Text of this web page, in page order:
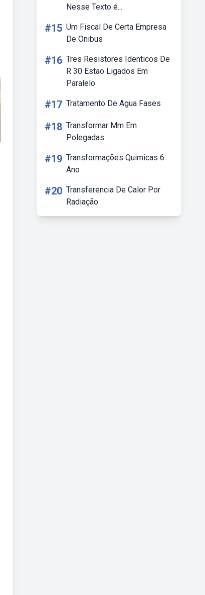
Nesse Texto é...
#15 Um Fiscal De Certa Empresa
De Onibus
#16 Tres Resistores Identicos De
R 30 Estao Ligados Em
Paralelo
#17 Tratamento De Agua Fases
#18 Transformar Mm Em
Polegadas
#19 Transformações Quimicas 6
Ano
#20 Transferencia De Calor Por
Radiação